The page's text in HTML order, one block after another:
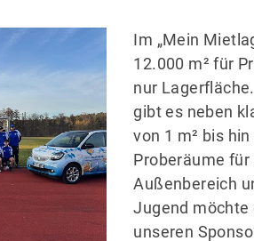
Im „Mein
12.000 m² für
nur
gibt es neben
von 1 m² bis
Proberäume
Außenbereich
Jugend möchte
unseren